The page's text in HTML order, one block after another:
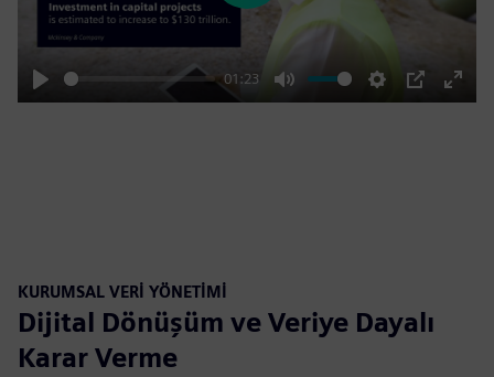
Play
01:23
Mute Settings
PIP
Enter
KURUMSAL VERİ YÖNETİMİ
Dijital Dönüşüm ve Veriye Dayalı
Karar Verme